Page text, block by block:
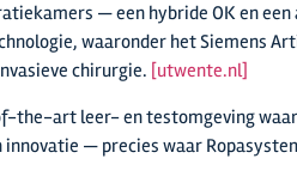
— een hybride OK en
waaronder het Siemens
chirurgie. [utwente.nl]
art leer- en testomgeving
— precies waar